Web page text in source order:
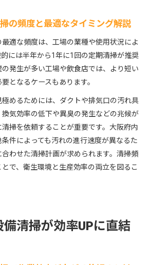
の頻度と最適なタイミング解説
適な頻度は、工場の業種や使用状況によ
には半年から1年に1回の定期清掃が推奨
発生が多い工場や飲食店では、より短い
となるケースもあります。
めるためには、ダクトや排気口の汚れ具
気効率の低下や異臭の発生などの兆候が
掃を依頼することが重要です。大阪府内
件によっても汚れの進行速度が異なるた
わせた清掃計画が求められます。清掃頻
で、衛生環境と生産効率の両立を図るこ
清掃が効率UPに直結